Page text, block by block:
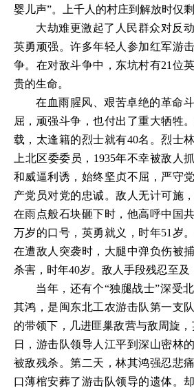
婴儿声”。上千人的村庄到解放时仅剩
大劫难更激起了人民群众对反
英勇顽强。许多年轻人参加红军游
争。在对敌斗争中，东坑村有21位
贵的生命。
在血雨腥风、艰苦卓绝的革命
屈，顽强斗争，也付出了重大牺牲
载，太逢籍的烈士就有40名。烈士
上北区委委员，1935年不幸被敌人
和威逼利诱，始终坚贞不屈，严守
产党员对党的忠诚。敌人无计可施
在雨点般石块砸下时，他高呼中国
万岁的口号，英勇就义，时年51岁
在遭敌人突袭时，大腿中弹负伤被
杀害，时年40岁。敌人手段残忍至及
当年，还有个“独腿战士”深受
其鸿，是闽东北工农游击队第一支
的带领下，几进匪巢敌营与敌周旋，
日，游击队领导人江平到深山密林
被敌残杀。第二天，林其鸿强忍悲
口薄棺安葬了游击队领导的遗体。